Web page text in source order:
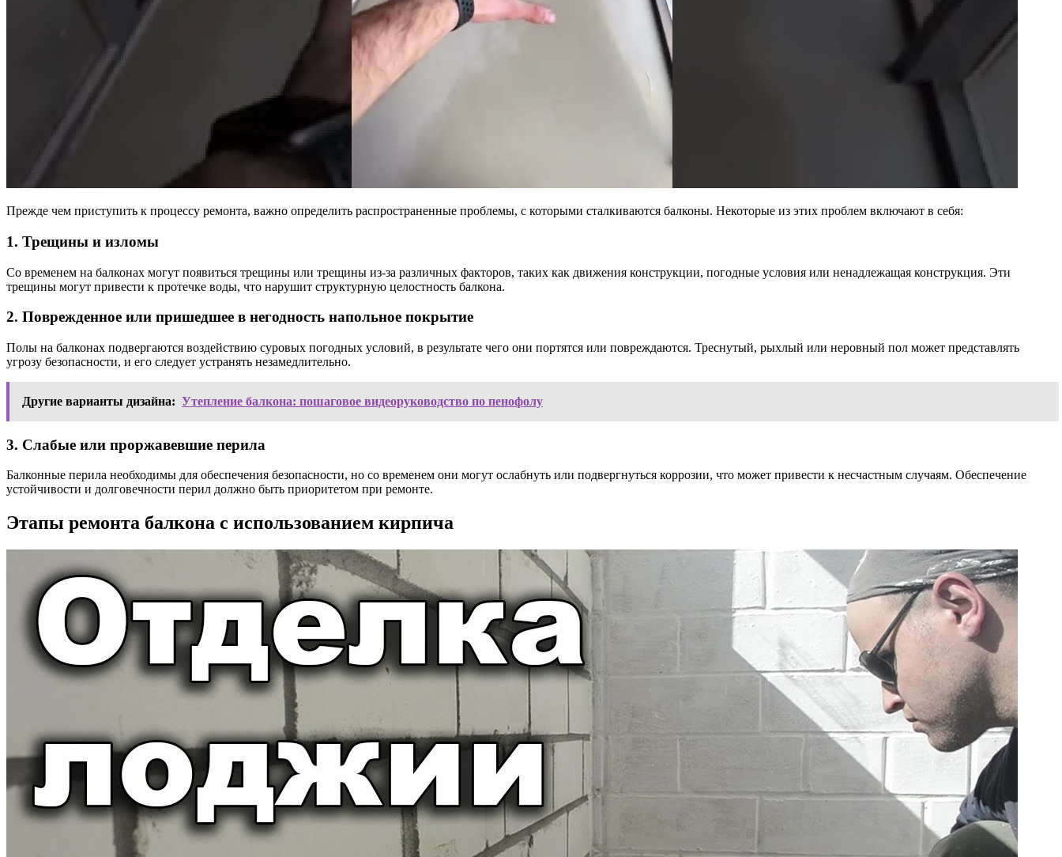
Прежде чем приступить к процессу ремонта, важно определить распространенные проблемы, с которыми сталкиваются балконы. Некоторые из этих проблем включают в себя:
1. Трещины и изломы
Со временем на балконах могут появиться трещины или трещины из-за различных факторов, таких как движения конструкции, погодные условия или ненадлежащая конструкция. Эти
трещины могут привести к протечке воды, что нарушит структурную целостность балкона.
2. Поврежденное или пришедшее в негодность напольное покрытие
Полы на балконах подвергаются воздействию суровых погодных условий, в результате чего они портятся или повреждаются. Треснутый, рыхлый или неровный пол может представлять
угрозу безопасности, и его следует устранять незамедлительно.
Другие варианты дизайна: Утепление балкона: пошаговое видеоруководство по пенофолу
3. Слабые или проржавевшие перила
Балконные перила необходимы для обеспечения безопасности, но со временем они могут ослабнуть или подвергнуться коррозии, что может привести к несчастным случаям. Обеспечение
устойчивости и долговечности перил должно быть приоритетом при ремонте.
Этапы ремонта балкона с использованием кирпича